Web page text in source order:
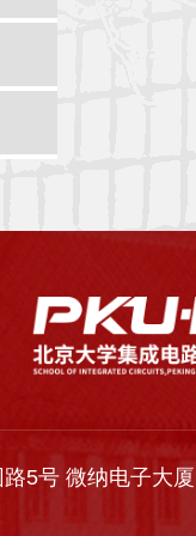
5号 微纳电子大厦